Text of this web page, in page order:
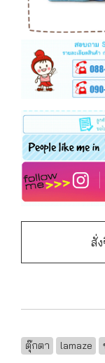
สั่
ตุ๊กตา lamaze